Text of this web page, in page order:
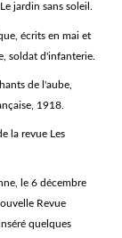
jardin sans soleil.
écrits en mai et
soldat d'infanterie.
de l'aube,
1918.
la revue Les
le 6 décembre
Revue
quelques